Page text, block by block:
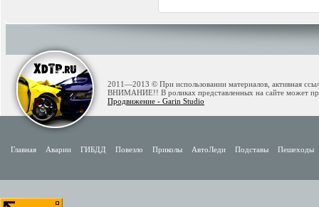
2011—2013 © При использовании материалов, активная
ВНИМАНИЕ!! В роликах представленных на сайте может
Продвижение - Garin Studio
Главная Аварии ГИБДД Повезло Приколы АвтоЛеди Подставы Пешеходы